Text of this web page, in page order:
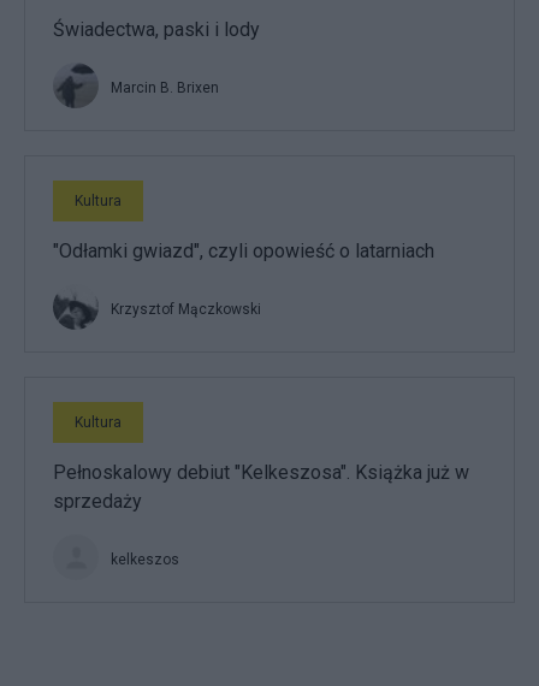
Świadectwa, paski i lody
Marcin B. Brixen
Kultura
"Odłamki gwiazd", czyli opowieść o latarniach
Krzysztof Mączkowski
Kultura
Pełnoskalowy debiut "Kelkeszosa". Książka już w
sprzedaży
kelkeszos